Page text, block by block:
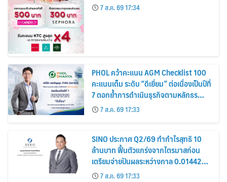
7 ส.ค. 69 17:34
PHOL คว้าคะแนน AGM Checklist 100
คะแนนเต็ม ระดับ “ดีเยี่ยม” ต่อเนื่องเป็นปีที่
7 ตอกย้ำการดำเนินธุรกิจตามหลักธร
รมาภิบาล โปร่งใส สร้างความเชื่อมั่นผู้ถือ
หุ้น
7 ส.ค. 69 17:33
SINO ประกาศ Q2/69 ทำกำไรสุทธิ 10
ล้านบาท ฟื้นตัวแกร่งจากไตรมาสก่อน
เตรียมจ่ายปันผลระหว่างกาล 0.014423
บาทต่อหุ้น ครึ่งปีหลังมุ่งเติบโตต่อเนื่อง
7 ส.ค. 69 17:33